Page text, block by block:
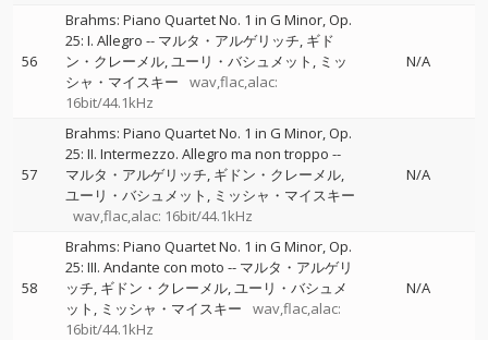
56
Brahms: Piano Quartet No. 1 in G Minor, Op.
25: I. Allegro -- マルタ・アルゲリッチ ギド
ン・クレーメル ユーリ・バシュメット
ミッ
シャ・マイスキー
wav,flac,alac:
16bit/44.1kHz
N/A
57
Brahms: Piano Quartet No. 1 in G Minor, Op.
25: II. Intermezzo. Allegro ma non troppo --
マルタ・アルゲリッチ ギドン・クレーメル
ユーリ・バシュメット
ミッシャ・マイスキー
wav,flac,alac: 16bit/44.1kHz
N/A
58
Brahms: Piano Quartet No. 1 in G Minor, Op.
25: III. Andante con moto -- マルタ・アルゲリ
ッチ ギドン・クレーメル ユーリ・バシュメ
ット
ミッシャ・マイスキー
wav,flac,alac:
16bit/44.1kHz
N/A